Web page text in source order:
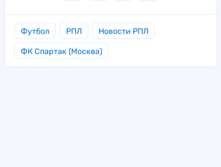
Футбол РПЛ Новости РПЛ
ФК Спартак (Москва)